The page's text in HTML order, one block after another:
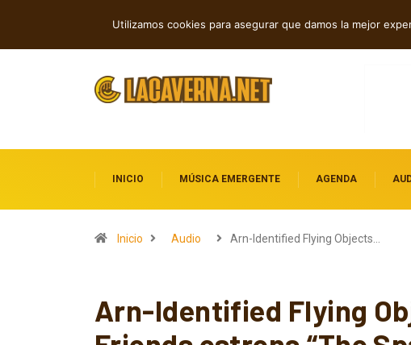
INICIO MÚSICA EMERGENTE AGENDA
Inicio Audio Arn-Identified Flying Objects…
Arn-Identified Flying
Utilizamos cookies para asegurar que damos la mejor